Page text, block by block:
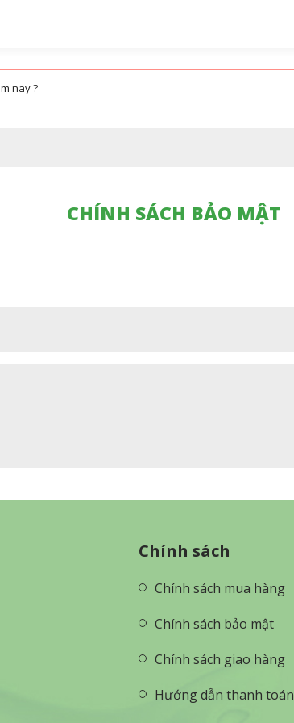
CHÍNH SÁCH BẢO MẬT
Chính sách
Chính sách mua hàng
Chính sách bảo mật
Chính sách giao hàng
Hướng dẫn thanh toán